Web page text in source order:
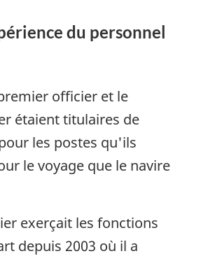
du personnel
officier et le
étaient titulaires de
les postes qu'ils
le voyage que le navire
exerçait les fonctions
depuis 2003 où il a